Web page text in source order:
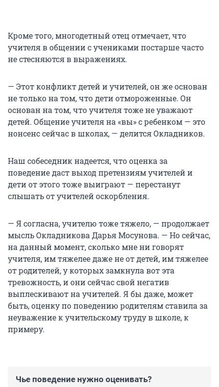
Кроме того, многодетный отец отмечает, что
учителя в общении с учениками постарше часто
не стесняются в выражениях.
— Этот конфликт детей и учителей, он же основан
не только на том, что дети отмороженные. Он
основан на том, что учителя тоже не уважают
детей. Общение учителя на «вы» с ребенком — это
нонсенс сейчас в школах, — делится Окладников.
Наш собеседник надеется, что оценка за
поведение даст выход претензиям учителей и
дети от этого тоже выиграют — перестанут
слышать от учителей оскорбления.
— Я согласна, учителю тоже тяжело, — продолжает
мысль Окладникова Дарья Мосунова. — Но сейчас,
на данный момент, сколько мне ни говорят
учителя, им тяжелее даже не от детей, им тяжелее
от родителей, у которых замкнула вот эта
тревожность, и они сейчас свой негатив
выплескивают на учителей. Я бы даже, может
быть, оценку по поведению родителям ставила за
неуважение к учительскому труду в школе, к
примеру.
Чье поведение нужно оценивать?